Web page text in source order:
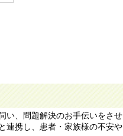
い、問題解決のお手伝いをさせ
連携し、患者・家族様の不安や